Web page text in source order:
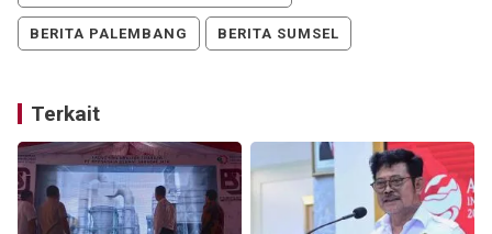
BERITA PALEMBANG BERITA SUMSEL
Terkait